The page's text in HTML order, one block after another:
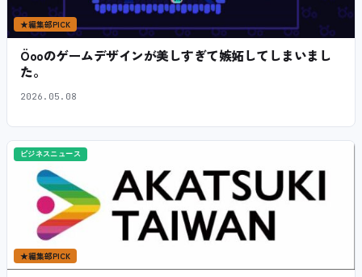
★編集部PICK
Öooのゲームデザインが美しすぎて嫉妬してしまいまし
た。
2026.05.08
ビジネスニュース
★編集部PICK